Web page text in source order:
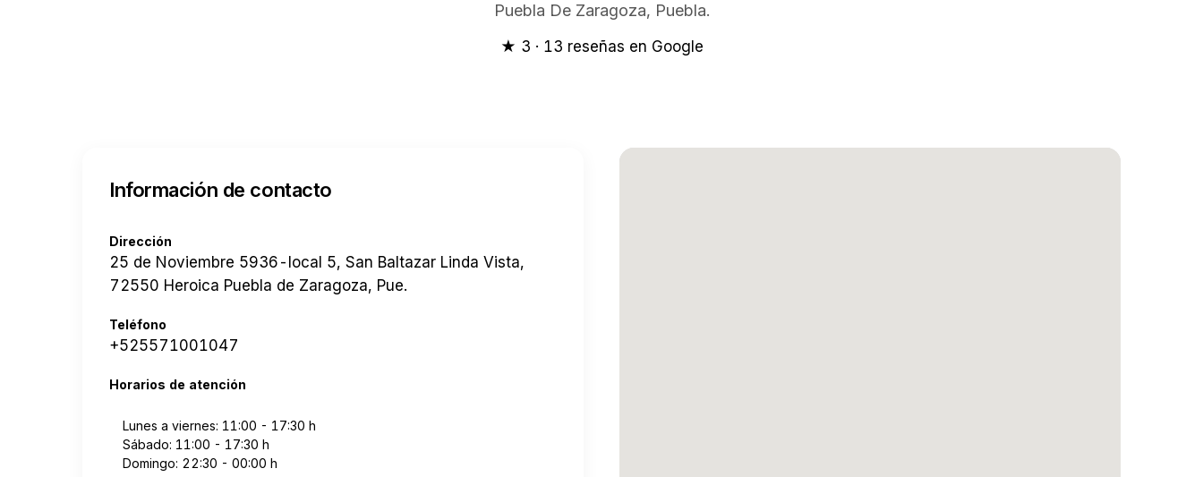
Puebla De Zaragoza, Puebla.
★ 3 · 13 reseñas en Google
Información de contacto
Dirección
25 de Noviembre 5936-local 5, San Baltazar Linda Vista,
72550 Heroica Puebla de Zaragoza, Pue.
Teléfono
+525571001047
Horarios de atención
Lunes a viernes: 11:00 - 17:30 h
Sábado: 11:00 - 17:30 h
Domingo: 22:30 - 00:00 h